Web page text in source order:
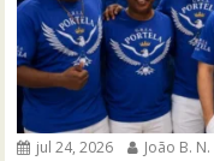
jul 24, 2026 João B.